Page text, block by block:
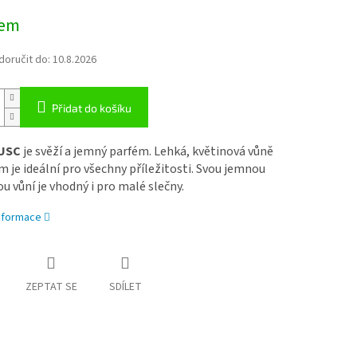
do: 10.8.2026
Přidat do košíku
je svěží a jemný parfém. Lehká, květinová vůně
je ideální pro všechny příležitosti. Svou jemnou
vůní je vhodný i pro malé slečny.
ZEPTAT SE SDÍLET